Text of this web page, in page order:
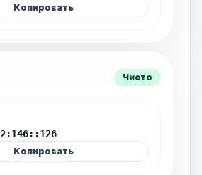
Копировать
Чисто
Копировать